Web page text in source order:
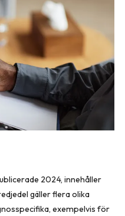
2024, innehåller
gäller flera olika
exempelvis för